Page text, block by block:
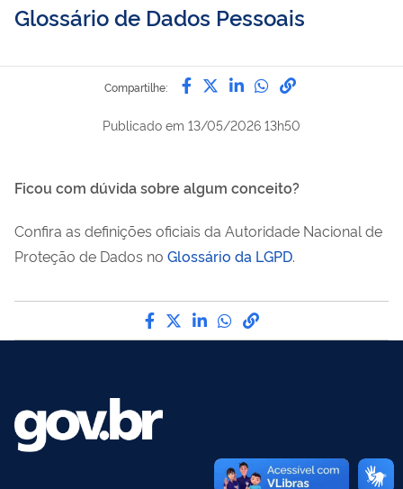
Glossário de Dados Pessoais
Compartilhe: Compartilhe por Facebook
Compartilhe por Twitter
Compartilhe por
Compartilhe
link para
Publicado em 13/05/2026 13h50
Ficou com dúvida sobre algum conceito?
Confira as definições oficiais da Autoridade Nacional de
Proteção de Dados no Glossário da LGPD.
Compartilhe por Facebook
Compartilhe por Twitter
Compartilhe por
Compartilhe por
link para Copiar